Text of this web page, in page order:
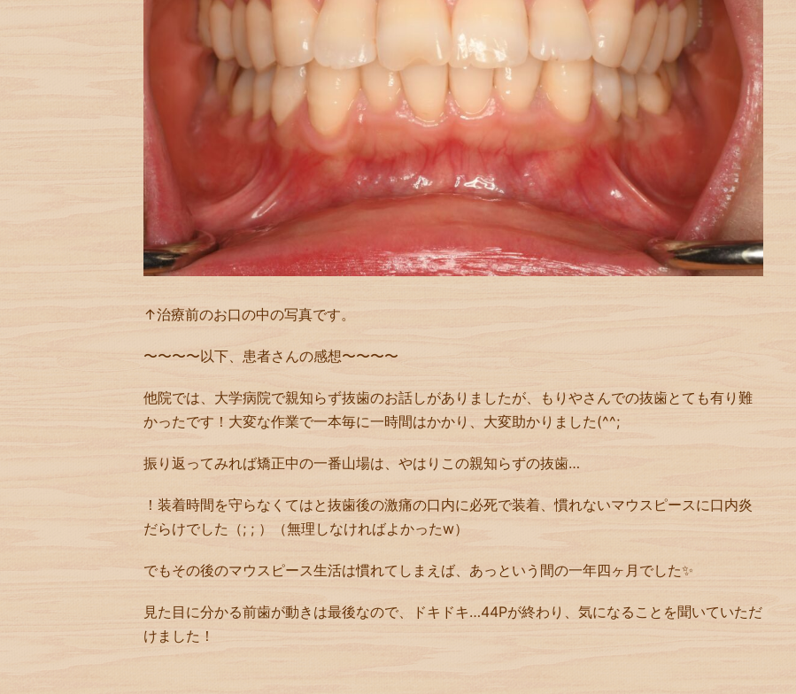
↑治療前のお口の中の写真です。
〜〜〜〜以下、患者さんの感想〜〜〜〜
他院では、大学病院で親知らず抜歯のお話しがありましたが、もりやさんでの抜歯とても有り難
かったです！大変な作業で一本毎に一時間はかかり、大変助かりました(^^;
振り返ってみれば矯正中の一番山場は、やはりこの親知らずの抜歯…
！装着時間を守らなくてはと抜歯後の激痛の口内に必死で装着、慣れないマウスピースに口内炎
だらけでした（; ; ）（無理しなければよかったw）
でもその後のマウスピース生活は慣れてしまえば、あっという間の一年四ヶ月でした✨
見た目に分かる前歯が動きは最後なので、ドキドキ…44Pが終わり、気になることを聞いていただ
けました！